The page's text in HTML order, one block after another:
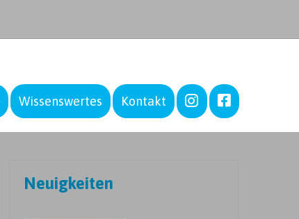
Wissenswertes Kontakt
Neuigkeiten